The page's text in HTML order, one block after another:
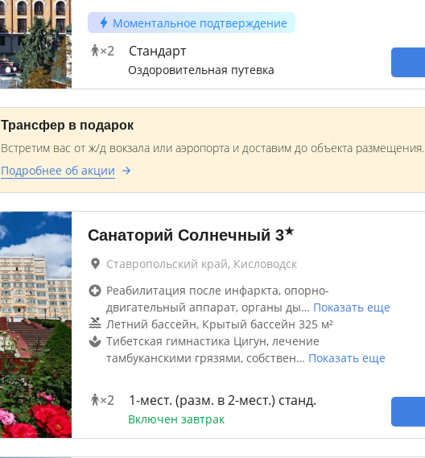
Моментальное подтверждение
×2 Стандарт
Оздоровительная путевка
Трансфер в подарок
Встретим вас от ж/д вокзала или аэропорта и доставим до объекта размещения.
Подробнее об акции
Санаторий Солнечный 3★
Ставропольский край, Кисловодск
Реабилитация после инфаркта, опорно-
двигательный аппарат, органы ды… Показать еще
Летний бассейн, Крытый бассейн 325 м²
Тибетская гимнастика Цигун, лечение
тамбуканскими грязями, собствен… Показать еще
×2 1-мест. (разм. в 2-мест.) станд.
Включен завтрак